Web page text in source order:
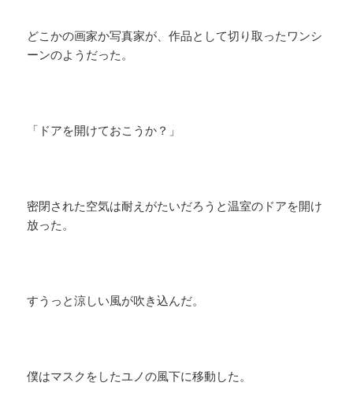
どこかの画家か写真家が、作品として切り取ったワンシ
ーンのようだった。
「ドアを開けておこうか？」
密閉された空気は耐えがたいだろうと温室のドアを開け
放った。
すうっと涼しい風が吹き込んだ。
僕はマスクをしたユノの風下に移動した。